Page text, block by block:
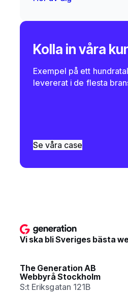
Kolla in våra
Exempel på ett
levererat i de flesta
Se våra case
Vi ska bli Sveriges bästa
The Generation AB
Webbyrå Stockholm
S:t Eriksgatan 121B